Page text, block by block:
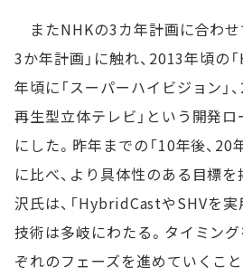
またNHKの3カ年計画に合わせ
3か年計画」に触れ、2013年頃の
年頃に「スーパーハイビジョン」
再生型立体テレビ」という開発
にした。昨年までの「10年後、20
に比べ、より具体性のある目標
沢氏は、「HybridCastやSHVを
技術は多岐にわたる。タイミン
ぞれのフェーズを進めていくこ